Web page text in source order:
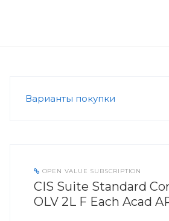
Варианты покупки
OPEN VALUE SUBSCRIPTION
CIS Suite Standard
OLV 2L F Each Acad